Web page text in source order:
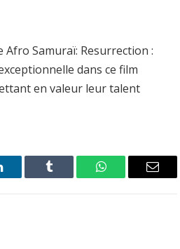
Samuraï: Resurrection :
dans ce film
en valeur leur talent
Tumblr WhatsAppEmail